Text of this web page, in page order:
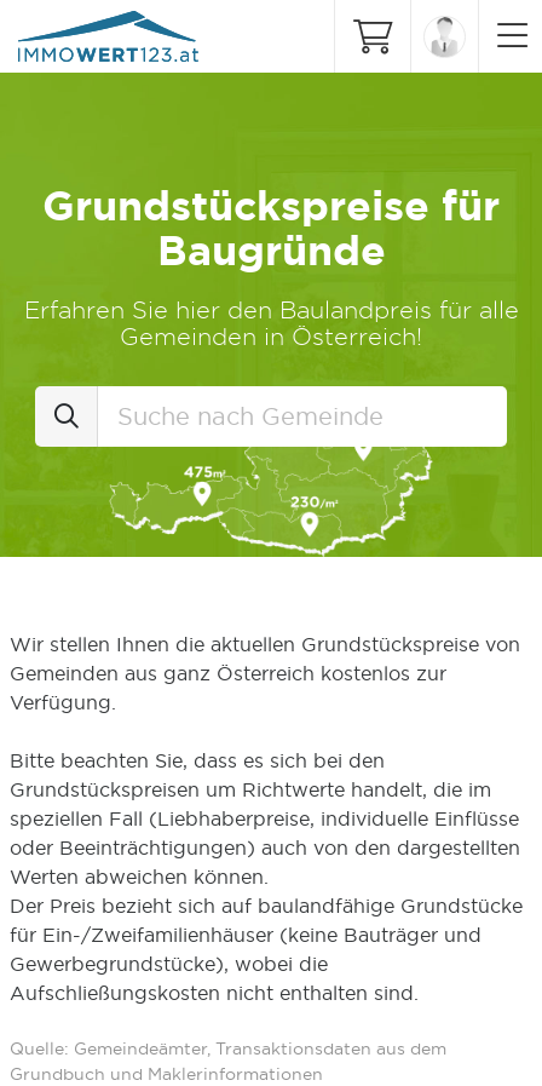
Grundstückspreise für
Baugründe
Erfahren Sie hier den Baulandpreis für alle
Gemeinden in Österreich!
Wir stellen Ihnen die aktuellen Grundstückspreise von
Gemeinden aus ganz Österreich kostenlos zur
Verfügung.
Bitte beachten Sie, dass es sich bei den
Grundstückspreisen um Richtwerte handelt, die im
speziellen Fall (Liebhaberpreise, individuelle Einflüsse
oder Beeinträchtigungen) auch von den dargestellten
Werten abweichen können.
Der Preis bezieht sich auf baulandfähige Grundstücke
für Ein-/Zweifamilienhäuser (keine Bauträger und
Gewerbegrundstücke), wobei die
Aufschließungskosten nicht enthalten sind.
Quelle: Gemeindeämter, Transaktionsdaten aus dem
Grundbuch und Maklerinformationen